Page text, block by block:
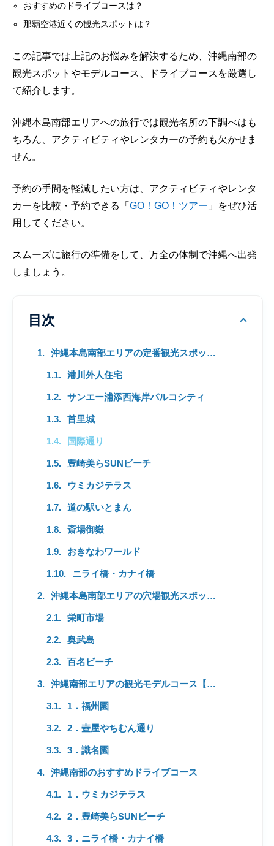
おすすめのドライブコースは？
那覇空港近くの観光スポットは？
この記事では上記のお悩みを解決するため、沖縄南部の
観光スポットやモデルコース、ドライブコースを厳選し
て紹介します。
沖縄本島南部エリアへの旅行では観光名所の下調べはも
ちろん、アクティビティやレンタカーの予約も欠かせま
せん。
予約の手間を軽減したい方は、アクティビティやレンタ
カーを比較・予約できる「 GO！GO！ツアー 」をぜひ活
用してください。
スムーズに旅行の準備をして、万全の体制で沖縄へ出発
しましょう。
目次
沖縄本島南部エリアの定番観光スポット10選
港川外人住宅
サンエー浦添西海岸パルコシティ
首里城
国際通り
豊崎美らSUNビーチ
ウミカジテラス
道の駅いとまん
斎場御嶽
おきなわワールド
ニライ橋・カナイ橋
沖縄本島南部エリアの穴場観光スポット3選
栄町市場
奥武島
百名ビーチ
沖縄南部エリアの観光モデルコース【文化・歴史を実感】
1．福州園
2．壺屋やちむん通り
3．識名園
沖縄南部のおすすめドライブコース
1．ウミカジテラス
2．豊崎美らSUNビーチ
3．ニライ橋・カナイ橋